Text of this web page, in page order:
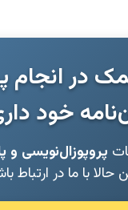
در انجام
خود
پروپوزال‌نویسی و
با ما در ارتباط